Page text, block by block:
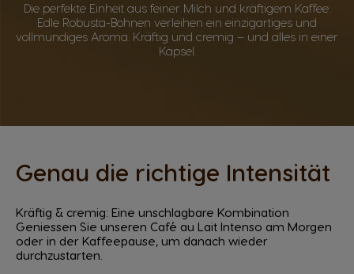
Die perfekte Einheit aus feiner Milch und kräftigem Kaffee:
Edle Robusta-Bohnen verleihen ein einzigartiges und
vollmundiges Aroma. Kräftig und cremig – und alles in einer
Kapsel.
Genau die richtige Intensität
Kräftig & cremig: Eine unschlagbare Kombination
Geniessen Sie unseren Café au Lait Intenso am Morgen
oder in der Kaffeepause, um danach wieder
durchzustarten.